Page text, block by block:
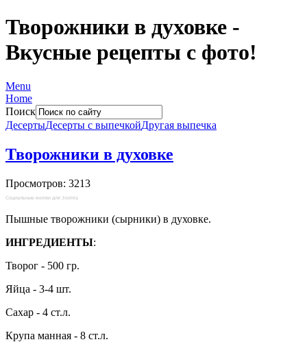
Творожники в духовке -
Вкусные рецепты с фото!
Menu
Home
Поиск
ДесертыДесерты с выпечкойДругая выпечка
Творожники в духовке
Просмотров: 3213
Социальные кнопки для Joomla
Пышные творожники (сырники) в духовке.
ИНГРЕДИЕНТЫ:
Творог - 500 гр.
Яйца - 3-4 шт.
Сахар - 4 ст.л.
Крупа манная - 8 ст.л.